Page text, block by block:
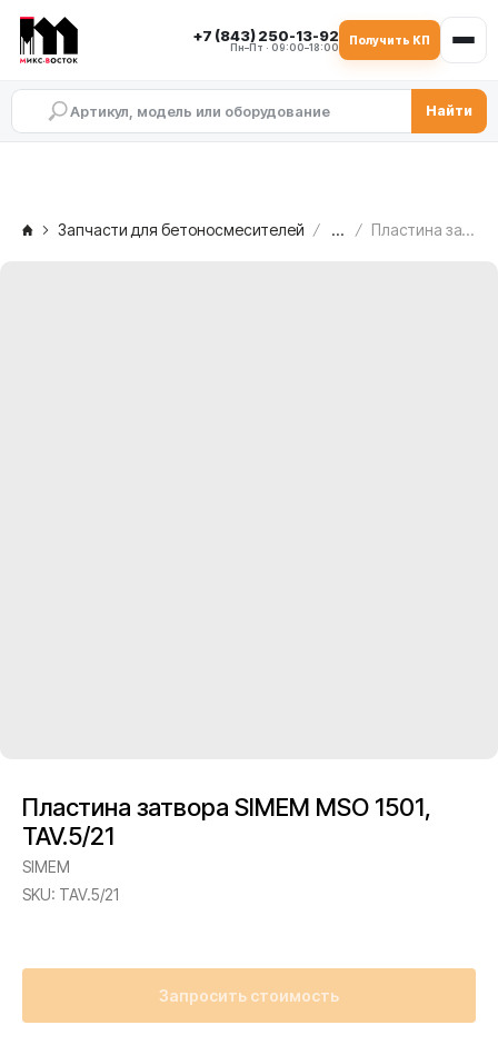
+7 (843) 250-13-92
Пн–Пт · 09:00–18:00
Получить КП
Найти
Запчасти для бетоносмесителей ... Пластина затвора SIMEM MSO 1501, TAV.5/21
Пластина затвора SIMEM MSO 1501,
TAV.5/21
SIMEM
SKU: TAV.5/21
Запросить стоимость